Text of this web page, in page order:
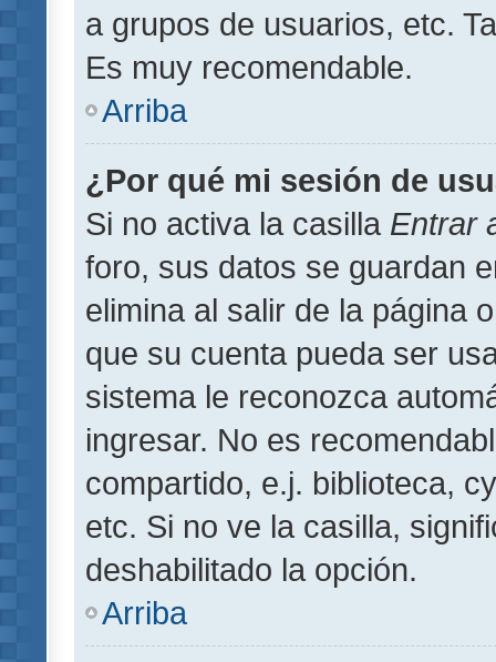
a grupos de usuarios, etc.
Es muy recomendable.
Arriba
¿Por qué mi sesión de
Si no activa la casilla Entrar
foro, sus datos se guardan
elimina al salir de la página
que su cuenta pueda ser
sistema le reconozca
ingresar. No es
compartido, e.j. biblioteca,
etc. Si no ve la casilla,
deshabilitado la opción.
Arriba